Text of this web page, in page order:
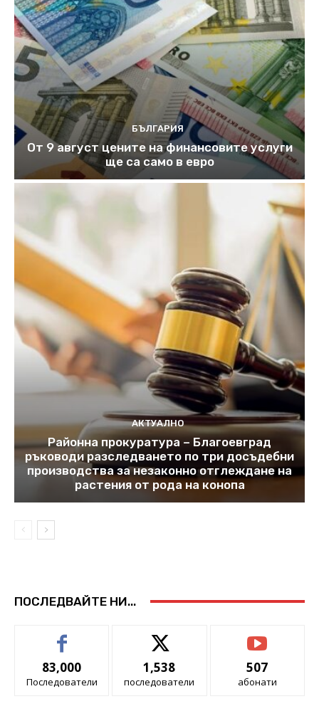
БЪЛГАРИЯ
От 9 август цените на финансовите услуги
ще са само в евро
АКТУАЛНО
Районна прокуратура – Благоевград
ръководи разследването по три досъдебни
производства за незаконно отглеждане на
растения от рода на конопа
ПОСЛЕДВАЙТЕ НИ...
83,000
Последователи
1,538
последователи
507
абонати